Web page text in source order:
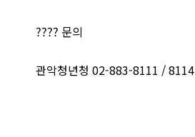
???? 문의
관악청년청 02-883-8111 / 8114